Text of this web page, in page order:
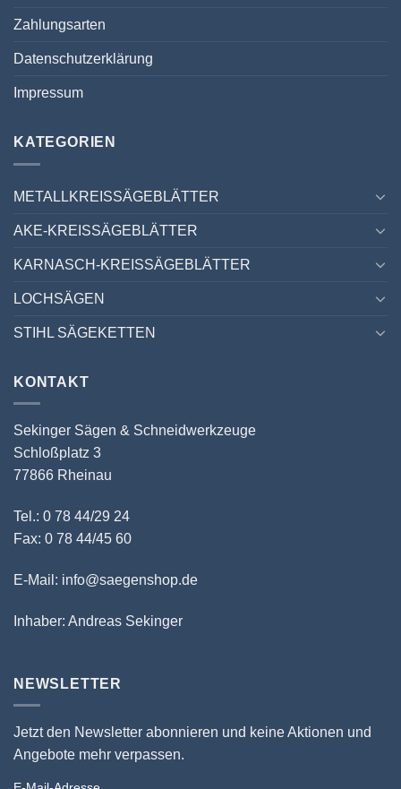
Zahlungsarten
Datenschutzerklärung
Impressum
KATEGORIEN
METALLKREISSÄGEBLÄTTER
AKE-KREISSÄGEBLÄTTER
KARNASCH-KREISSÄGEBLÄTTER
LOCHSÄGEN
STIHL SÄGEKETTEN
KONTAKT
Sekinger Sägen & Schneidwerkzeuge
Schloßplatz 3
77866 Rheinau
Tel.: 0 78 44/29 24
Fax: 0 78 44/45 60
E-Mail: info@saegenshop.de
Inhaber: Andreas Sekinger
NEWSLETTER
Jetzt den Newsletter abonnieren und keine Aktionen und
Angebote mehr verpassen.